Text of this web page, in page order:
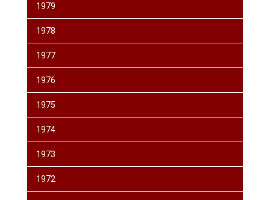
1979
1978
1977
1976
1975
1974
1973
1972